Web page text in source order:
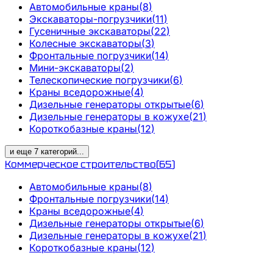
Автомобильные краны(8)
Экскаваторы-погрузчики(11)
Гусеничные экскаваторы(22)
Колесные экскаваторы(3)
Фронтальные погрузчики(14)
Мини-экскаваторы(2)
Телескопические погрузчики(6)
Краны вседорожные(4)
Дизельные генераторы открытые(6)
Дизельные генераторы в кожухе(21)
Короткобазные краны(12)
и еще 7 категорий...
Коммерческое строительство(65)
Автомобильные краны(8)
Фронтальные погрузчики(14)
Краны вседорожные(4)
Дизельные генераторы открытые(6)
Дизельные генераторы в кожухе(21)
Короткобазные краны(12)